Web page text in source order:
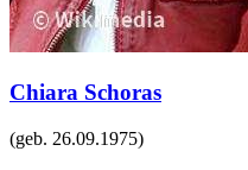
Chiara Schoras
(geb. 26.09.1975)